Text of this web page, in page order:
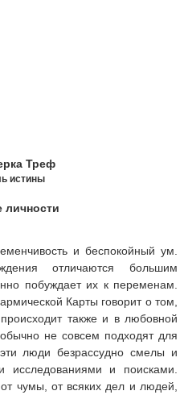
Треф
истины
личности
и беспокойный ум.
отличаются большим
побуждает их к переменам.
Карты говорит о том,
также и в любовной
не совсем подходят для
люди безрассудно смелы и
исследованиями и поисками.
чумы, от всяких дел и людей,